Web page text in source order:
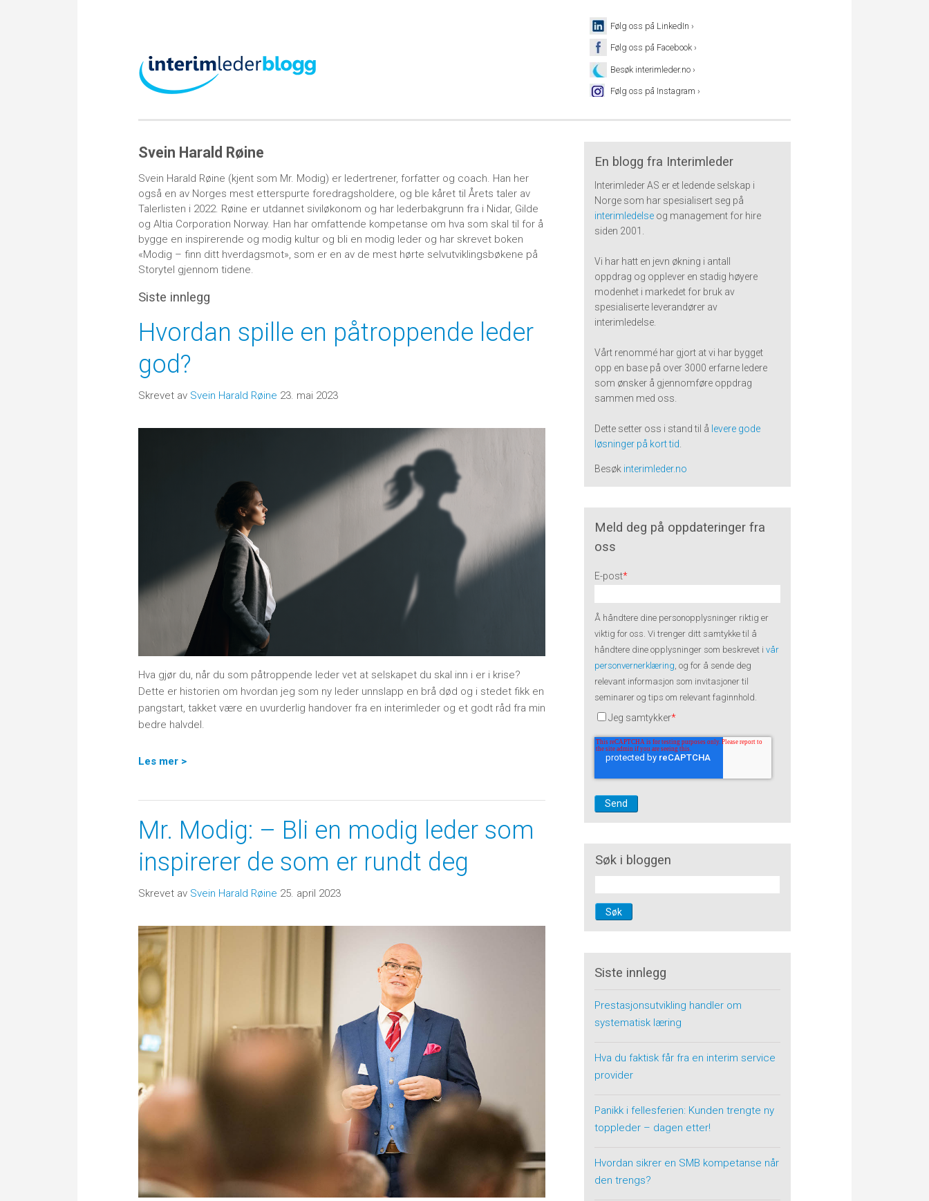
Følg oss på LinkedIn ›
Følg oss på Facebook ›
Besøk interimleder.no ›
Følg oss på Instagram ›
Svein Harald Røine
Svein Harald Røine (kjent som Mr. Modig) er ledertrener, forfatter og coach. Han her
også en av Norges mest etterspurte foredragsholdere, og ble kåret til Årets taler av
Talerlisten i 2022. Røine er utdannet siviløkonom og har lederbakgrunn fra i Nidar, Gilde
og Altia Corporation Norway. Han har omfattende kompetanse om hva som skal til for å
bygge en inspirerende og modig kultur og bli en modig leder og har skrevet boken
«Modig – finn ditt hverdagsmot», som er en av de mest hørte selvutviklingsbøkene på
Storytel gjennom tidene.
Siste innlegg
Hvordan spille en påtroppende leder
god?
Skrevet av Svein Harald Røine 23. mai 2023
Hva gjør du, når du som påtroppende leder vet at selskapet du skal inn i er i krise?
Dette er historien om hvordan jeg som ny leder unnslapp en brå død og i stedet fikk en
pangstart, takket være en uvurderlig handover fra en interimleder og et godt råd fra min
bedre halvdel.
Les mer >
Mr. Modig: – Bli en modig leder som
inspirerer de som er rundt deg
Skrevet av Svein Harald Røine 25. april 2023
En blogg fra Interimleder
Interimleder AS er et ledende selskap i
Norge som har spesialisert seg på
interimledelse og management for hire
siden 2001.
Vi har hatt en jevn økning i antall
oppdrag og opplever en stadig høyere
modenhet i markedet for bruk av
spesialiserte leverandører av
interimledelse.
Vårt renommé har gjort at vi har bygget
opp en base på over 3000 erfarne ledere
som ønsker å gjennomføre oppdrag
sammen med oss.
Dette setter oss i stand til å levere gode
løsninger på kort tid
Besøk interimleder.no
Meld deg på oppdateringer fra
oss
E-post*
Å håndtere dine personopplysninger riktig er
viktig for oss. Vi trenger ditt samtykke til å
håndtere dine opplysninger som beskrevet ivår
personvernerklæring , og for å sende deg
relevant informasjon som invitasjoner til
seminarer og tips om relevant faginnhold.
Jeg samtykker*
Søk i bloggen
Søk
Siste innlegg
Prestasjonsutvikling handler om
systematisk læring
Hva du faktisk får fra en interim service
provider
Panikk i fellesferien: Kunden trengte ny
toppleder – dagen etter!
Hvordan sikrer en SMB kompetanse når
den trengs?